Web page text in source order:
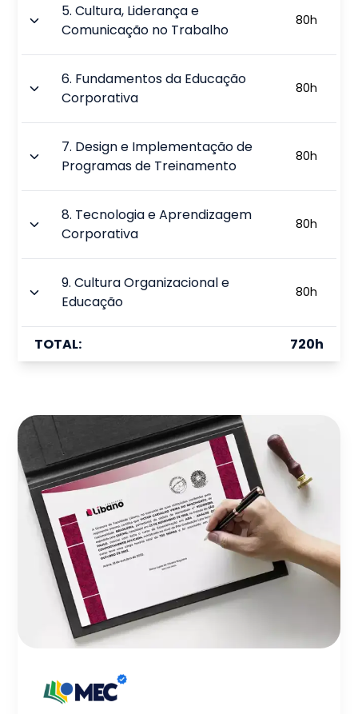
5.Cultura, Liderança e
Comunicação no Trabalho
80h
6. Fundamentos da Educação
Corporativa
80h
7. Design e Implementação de
Programas de Treinamento
80h
8. Tecnologia e Aprendizagem
Corporativa
80h
9.Cultura Organizacional e
Educação
80h
TOTAL: 720h